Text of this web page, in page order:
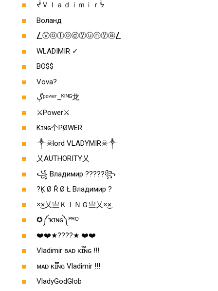
ᖫＶｌａｄｉｍｉｒᖭ
Воланд
⎳Ⓥⓞⓛⓞⓓⓨⓤⓝⓨⓐ⎳
WLADIMIR ✓
BO$$
Vova?
ڳᵖᵒʷᵉʳ_ᴷᴵᴺᴳ龙
⚔️Power⚔️
Kɪɴɢ个PØWËR
༒☠lord VLADYMIR☠༒
乂AUTHORITY乂
꧁ Владимир ?????꧂
?Ķ Ø Ř Ø Ł Владимир ?
×͜×乂亗ＫＩＮＧ亗乂×͜×
✪༼ҡɪɴɢ༽ᴾᴿᴼ
❤️❤️★????★ ❤️❤️
Vladimir ʙᴀᴅ ᴋɪ፝֟ɴɢ !!!
ᴍᴀᴅ ᴋɪ፝֟ɴɢ Vladimir !!!
VladyGodGlob